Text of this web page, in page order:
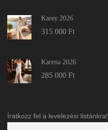
Karey 2026
315 000 Ft
Karena 2026
285 000 Ft
Íratkozz fel a levelezési listánkra!